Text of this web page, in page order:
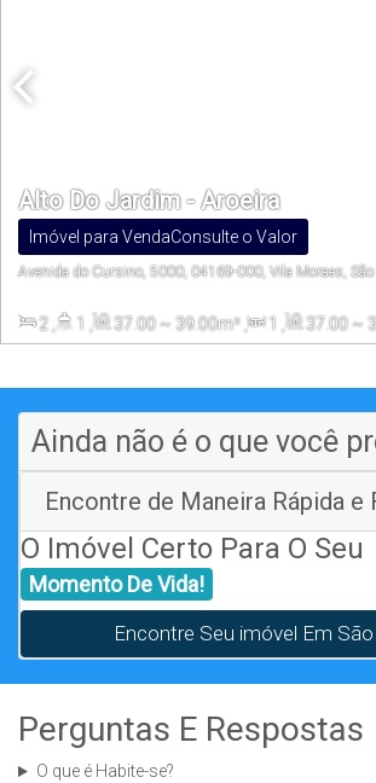
Alto Do Jardim - Aroeira
Consulte o Valor
Imóvel para Venda
Avenida do Cursino, 5000, 04169-000, Vila Moraes, São
2 , 1 , 37.00~ 39.00m² , 1 , 37.00~
4219.40m²
Ainda não é o que você
Encontre de Maneira Rápida e
O Imóvel Certo Para O Seu
Momento De Vida!
Encontre Seu imóvel Em
Perguntas E Respostas
O que é Habite-se?